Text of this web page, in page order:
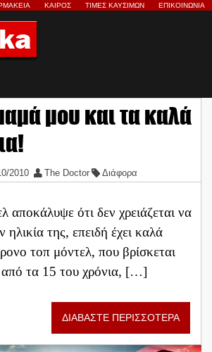
ΚΑΙΡΟΣ ΤΙΜΕΣ ΚΑΥΣΙΜΩΝ ΕΠΙΚΟΙΝΩΝΙΑ
μου και τα καλά
2010 The Doctor Διάφορα
ότι δεν χρειάζεται να
ηλικία της, επειδή έχει καλά
τοπ μόντελ, που βρίσκεται
από τα 15 του χρόνια, […]
ΔΙΑΒΑΣΤΕ ΠΕΡΙΣΣΟΤΕΡΑ